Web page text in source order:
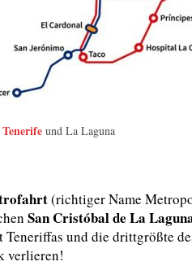
und La Laguna
(richtiger Name
San Cristóbal de La
Teneriffas und die drittgrößte
verlieren!